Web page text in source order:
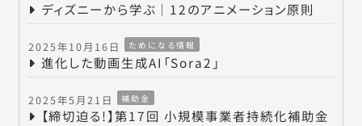
ディズニーから学ぶ｜12のアニメーション原則
2025年10月16日 ためになる情報
進化した動画生成AI「Sora2」
2025年5月21日 補助金
【締切迫る!】第17回 小規模事業者持続化補助金